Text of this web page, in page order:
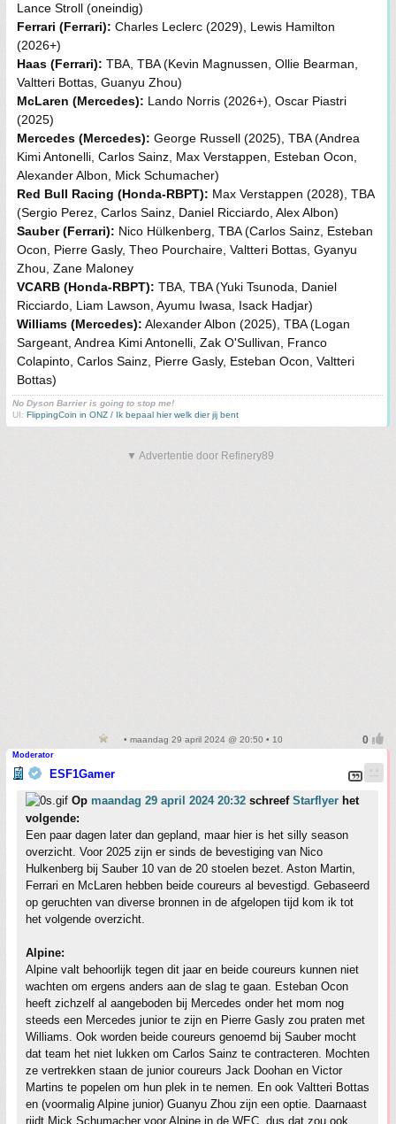
Lance Stroll (oneindig)
Ferrari (Ferrari): Charles Leclerc (2029), Lewis Hamilton
(2026+)
Haas (Ferrari): TBA, TBA (Kevin Magnussen, Ollie Bearman,
Valtteri Bottas, Guanyu Zhou)
McLaren (Mercedes): Lando Norris (2026+), Oscar Piastri
(2025)
Mercedes (Mercedes): George Russell (2025), TBA (Andrea
Kimi Antonelli, Carlos Sainz, Max Verstappen, Esteban Ocon,
Alexander Albon, Mick Schumacher)
Red Bull Racing (Honda-RBPT): Max Verstappen (2028), TBA
(Sergio Perez, Carlos Sainz, Daniel Ricciardo, Alex Albon)
Sauber (Ferrari): Nico Hülkenberg, TBA (Carlos Sainz, Esteban
Ocon, Pierre Gasly, Theo Pourchaire, Valtteri Bottas, Gyanyu
Zhou, Zane Maloney
VCARB (Honda-RBPT): TBA, TBA (Yuki Tsunoda, Daniel
Ricciardo, Liam Lawson, Ayumu Iwasa, Isack Hadjar)
Williams (Mercedes): Alexander Albon (2025), TBA (Logan
Sargeant, Andrea Kimi Antonelli, Zak O'Sullivan, Franco
Colapinto, Carlos Sainz, Pierre Gasly, Esteban Ocon, Valtteri
Bottas)
No Dyson Barrier is going to stop me!
UI: FlippingCoin in ONZ / Ik bepaal hier welk dier jij bent
▼ Advertentie door Refinery89
• maandag 29 april 2024 @ 20:50 • 10
Moderator
ESF1Gamer
Op maandag 29 april 2024 20:32 schreef Starflyer het
volgende:
Een paar dagen later dan gepland, maar hier is het silly season
overzicht. Voor 2025 zijn er sinds de bevestiging van Nico
Hulkenberg bij Sauber 10 van de 20 stoelen bezet. Aston Martin,
Ferrari en McLaren hebben beide coureurs al bevestigd. Gebaseerd
op geruchten van diverse bronnen in de afgelopen tijd kom ik tot
het volgende overzicht.
Alpine:
Alpine valt behoorlijk tegen dit jaar en beide coureurs kunnen niet
wachten om ergens anders aan de slag te gaan. Esteban Ocon
heeft zichzelf al aangeboden bij Mercedes onder het mom nog
steeds een Mercedes junior te zijn en Pierre Gasly zou praten met
Williams. Ook worden beide coureurs genoemd bij Sauber mocht
dat team het niet lukken om Carlos Sainz te contracteren. Mochten
ze vertrekken staan de junior coureurs Jack Doohan en Victor
Martins te popelen om hun plek in te nemen. En ook Valtteri Bottas
en (voormalig Alpine junior) Guanyu Zhou zijn een optie. Daarnaast
rijdt Mick Schumacher voor Alpine in de WEC, dus dat zou ook